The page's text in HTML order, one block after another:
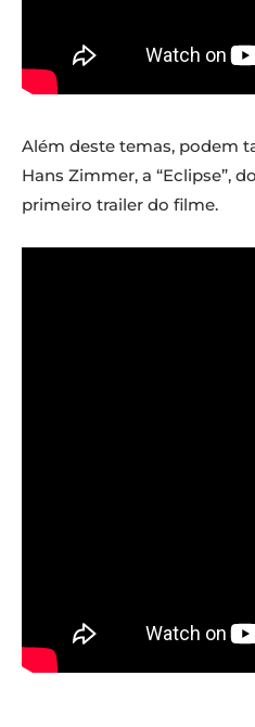
Além deste temas, podem
Hans Zimmer, a “Eclipse”,
primeiro trailer do filme.